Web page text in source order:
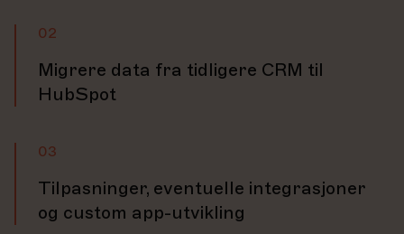
02
Migrere data fra tidligere CRM til
HubSpot
03
Tilpasninger, eventuelle integrasjoner
og custom app-utvikling